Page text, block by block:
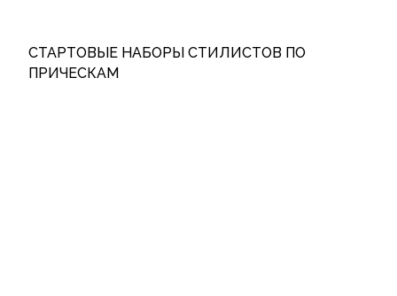
СТАРТОВЫЕ НАБОРЫ СТИЛИСТОВ ПО
ПРИЧЕСКАМ